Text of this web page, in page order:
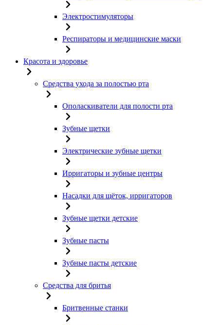
Электростимуляторы
Респираторы и медицинские маски
Красота и здоровье
Средства ухода за полостью рта
Ополаскиватели для полости рта
Зубные щетки
Электрические зубные щетки
Ирригаторы и зубные центры
Насадки для щёток, ирригаторов
Зубные щетки детские
Зубные пасты
Зубные пасты детские
Средства для бритья
Бритвенные станки